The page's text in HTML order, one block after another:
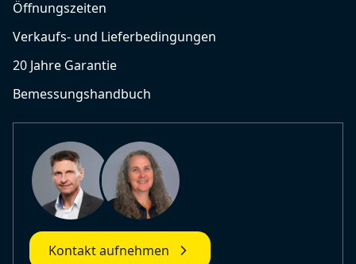
Öffnungszeiten
Verkaufs- und Lieferbedingungen
20 Jahre Garantie
Bemessungshandbuch
Kontakt aufnehmen